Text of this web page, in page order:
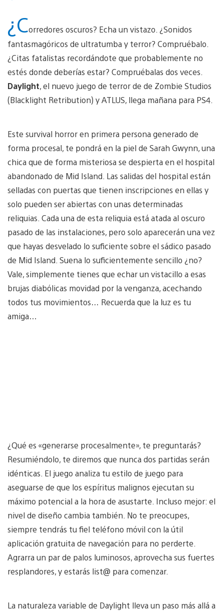
¿Corredores oscuros? Echa un vistazo. ¿Sonidos
fantasmagóricos de ultratumba y terror? Compruébalo.
¿Citas fatalistas recordándote que probablemente no
estés donde deberías estar? Compruébalas dos veces.
Daylight, el nuevo juego de terror de de Zombie Studios
(Blacklight Retribution) y ATLUS, llega mañana para PS4.
Este survival horror en primera persona generado de
forma procesal, te pondrá en la piel de Sarah Gwynn, una
chica que de forma misteriosa se despierta en el hospital
abandonado de Mid Island. Las salidas del hospital están
selladas con puertas que tienen inscripciones en ellas y
solo pueden ser abiertas con unas determinadas
reliquias. Cada una de esta reliquia está atada al oscuro
pasado de las instalaciones, pero solo aparecerán una vez
que hayas desvelado lo suficiente sobre el sádico pasado
de Mid Island. Suena lo suficientemente sencillo ¿no?
Vale, simplemente tienes que echar un vistacillo a esas
brujas diabólicas movidad por la venganza, acechando
todos tus movimientos… Recuerda que la luz es tu
amiga…
¿Qué es «generarse procesalmente», te preguntarás?
Resumiéndolo, te diremos que nunca dos partidas serán
idénticas. El juego analiza tu estilo de juego para
aseguarse de que los espíritus malignos ejecutan su
máximo potencial a la hora de asustarte. Incluso mejor: el
nivel de diseño cambia también. No te preocupes,
siempre tendrás tu fiel teléfono móvil con la útil
aplicación gratuita de navegación para no perderte.
Agrarra un par de palos luminosos, aprovecha sus fuertes
resplandores, y estarás list@ para comenzar.
La naturaleza variable de Daylight lleva un paso más allá a